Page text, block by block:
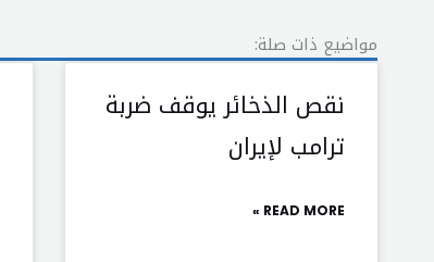
مواضيع ذات صلة:
نقص الذخائر يوقف ضربة
ترامب لإيران
READ MORE »